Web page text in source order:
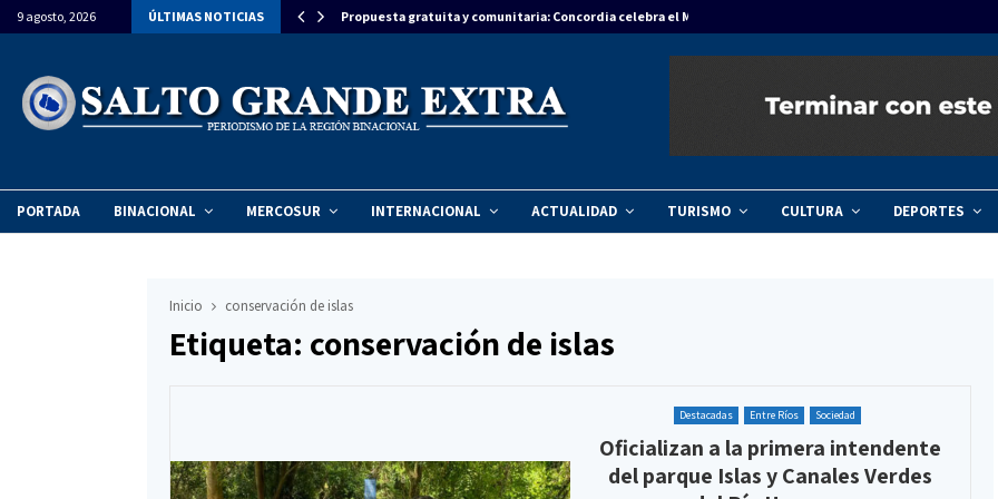
9 agosto, 2026 ÚLTIMAS NOTICIAS
la llegada del Papa León XIV a… Propuesta gratuita y comunitaria: Concordia celebra el Mes del Niño…
PORTADA BINACIONAL MERCOSUR INTERNACIONAL ACTUALIDAD TURISMO CULTURA DEPORTES
Inicio conservación de islas
Etiqueta: conservación de islas
Destacadas Entre Ríos Sociedad
Oficializan a la primera intendente
del parque Islas y Canales Verdes